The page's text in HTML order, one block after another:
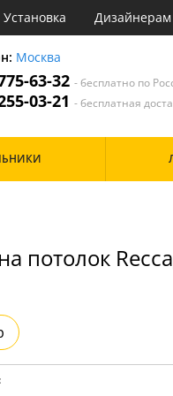
Установка Дизайнерам
Москва
63-32- бесплатно по
03-21- бесплатная
Дизайн/Форма
потолок